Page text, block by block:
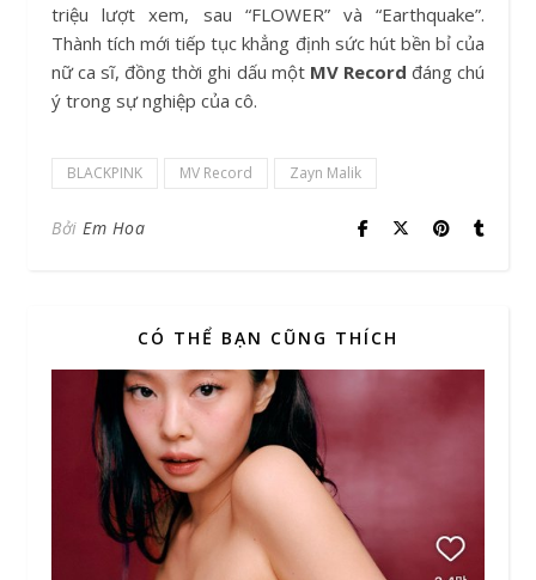
triệu lượt xem, sau “FLOWER” và “Earthquake”.
Thành tích mới tiếp tục khẳng định sức hút bền bỉ của
nữ ca sĩ, đồng thời ghi dấu một MV Record đáng chú
ý trong sự nghiệp của cô.
BLACKPINK MV Record Zayn Malik
Bởi Em Hoa
CÓ THỂ BẠN CŨNG THÍCH